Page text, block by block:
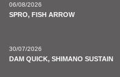
06/08/2026
SPRO, FISH ARROW
30/07/2026
DAM QUICK, SHIMANO SUSTAIN